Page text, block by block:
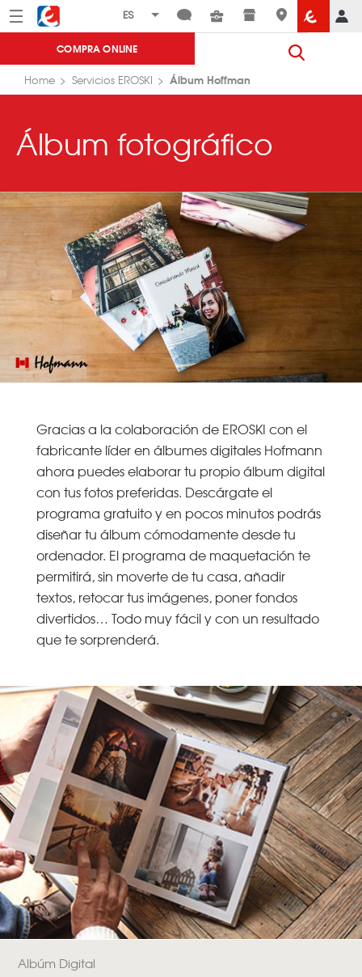
Menú Eroski
COMPRA ONLINE
Home Servicios EROSKI Álbum Hoffman
Álbum fotográfico
Gracias a la colaboración de EROSKI con el
fabricante líder en álbumes digitales Hofmann
ahora puedes elaborar tu propio álbum digital
con tus fotos preferidas. Descárgate el
programa gratuito y en pocos minutos podrás
diseñar tu álbum cómodamente desde tu
ordenador. El programa de maquetación te
permitirá, sin moverte de tu casa, añadir
textos, retocar tus imágenes, poner fondos
divertidos… Todo muy fácil y con un resultado
que te sorprenderá.
Albúm Digital